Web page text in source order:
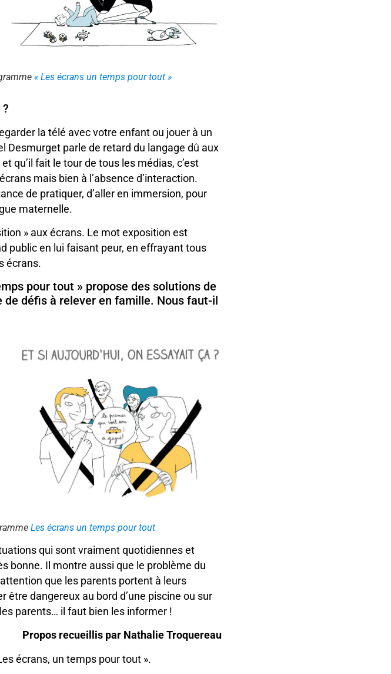
« Les écrans un temps pour tout »
la télé avec votre enfant ou jouer à un
Desmurget parle de retard du langage dû aux
et qu’il fait le tour de tous les médias, c’est
mais bien à l’absence d’interaction.
de pratiquer, d’aller en immersion, pour
maternelle.
» aux écrans. Le mot exposition est
public en lui faisant peur, en effrayant tous
écrans.
pour tout » propose des solutions de
défis à relever en famille. Nous faut-il
Les écrans un temps pour tout
qui sont vraiment quotidiennes et
bonne. Il montre aussi que le problème du
que les parents portent à leurs
être dangereux au bord d’une piscine ou sur
parents… il faut bien les informer !
Propos recueillis par Nathalie Troquereau
écrans, un temps pour tout ».